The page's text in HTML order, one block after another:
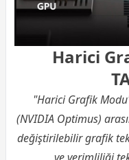
Harici
"Harici Grafik
(NVIDIA Optimus)
değiştirilebilir grafik